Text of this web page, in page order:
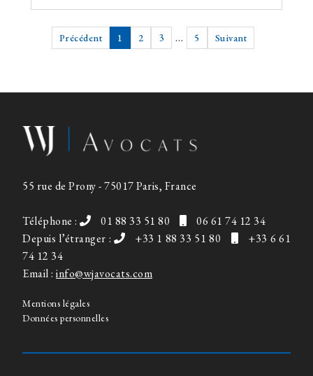
Précédent 1 2 3 … 5 Suivant
55 rue de Prony - 75017 Paris, France
Téléphone : 01 88 33 51 80
06 61 74 12 34
Depuis l’étranger :
+33 1 88 33 51 80
+33 6 61
74 12 34
Email : info@wjavocats.com
Mentions légales
Données personnelles